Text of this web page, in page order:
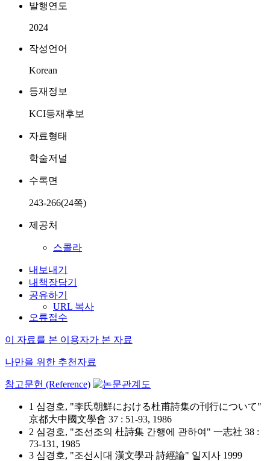
발행연도
2024
작성언어
Korean
등재정보
KCI등재후보
자료형태
학술저널
수록면
243-266(24쪽)
제공처
스콜라
내보내기
내책장담기
공유하기
URL 복사
오류접수
이 자료를 본 이용자가 본 자료
나만을 위한 추천자료
참고문헌 (Reference)
1 심경호, "李氏朝鮮における杜甫詩集の刊行について"
京都大中國文學會 37 : 51-93, 1986
2 심경호, "조선조의 杜詩集 간행에 관하여" 一志社 38 :
73-131, 1985
3 심경호, "조선시대 漢文學과 詩經論" 일지사 1999